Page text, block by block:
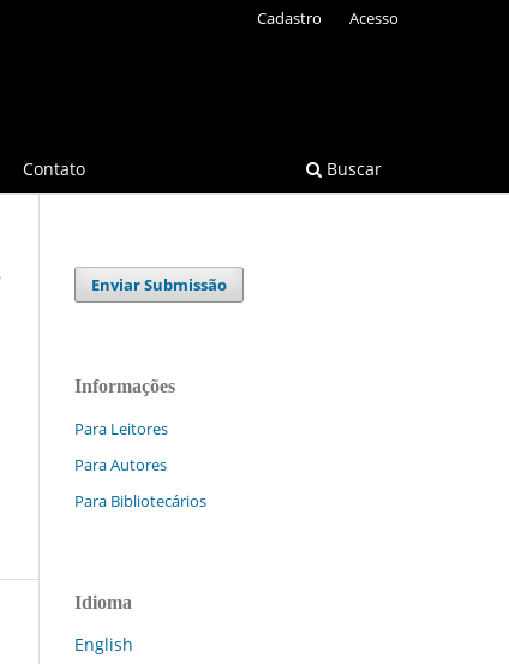
Contato Buscar
Cadastro Acesso
Enviar Submissão
Informações
Para Leitores
Para Autores
Para Bibliotecários
Idioma
English